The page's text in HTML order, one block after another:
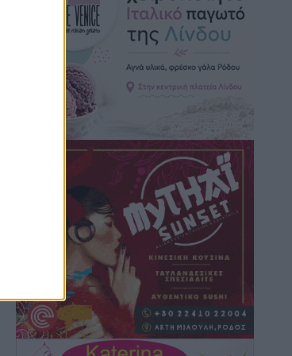
Τοπικές Ειδήσεις πριν 2 ώρες
Iατρικός Σύλλογος Ροδου προς Α.
Γεωργιάδη: Στρατηγικές Προτάσεις για
την Ενίσχυση της Δημόσιας Υγείας στη
Νησιωτική Ελλάδα και στα
Τοπικές Ειδήσεις• πριν 3 ώρες
Πάνθηρες: Ξεκίνησαν αισιόδοξοι για
την παρθενική “πτήση” τους
Αθλητικά• πριν 3 ώρες
Άρης Αρχαγγέλου: Στο πλευρό του
άτυχου Ιάκωβου Θωμά
Αθλητικά• πριν 3 ώρες